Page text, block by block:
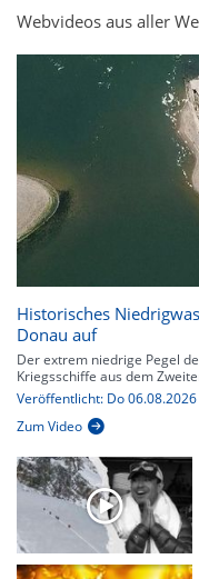
Webvideos aus aller
Historisches
Donau auf
Der extrem niedrige Pegel
Kriegsschiffe aus dem
Veröffentlicht: Do
Zum Video